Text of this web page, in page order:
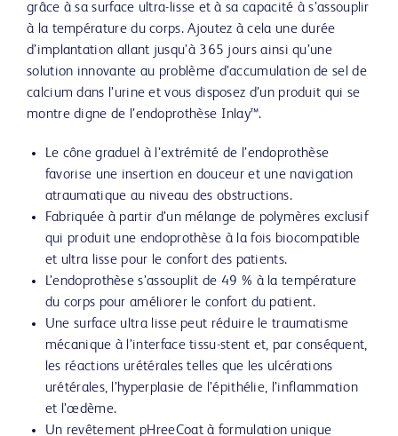
grâce à sa surface ultra-lisse et à sa capacité à s’assouplir
à la température du corps. Ajoutez à cela une durée
d’implantation allant jusqu’à 365 jours ainsi qu’une
solution innovante au problème d’accumulation de sel de
calcium dans l’urine et vous disposez d’un produit qui se
montre digne de l’endoprothèse Inlay™.
Le cône graduel à l’extrémité de l’endoprothèse
favorise une insertion en douceur et une navigation
atraumatique au niveau des obstructions.
Fabriquée à partir d’un mélange de polymères exclusif
qui produit une endoprothèse à la fois biocompatible
et ultra lisse pour le confort des patients.
L’endoprothèse s’assouplit de 49 % à la température
du corps pour améliorer le confort du patient.
Une surface ultra lisse peut réduire le traumatisme
mécanique à l’interface tissu-stent et, par conséquent,
les réactions urétérales telles que les ulcérations
urétérales, l’hyperplasie de l’épithélie, l’inflammation
et l’œdème.
Un revêtement pHreeCoat à formulation unique